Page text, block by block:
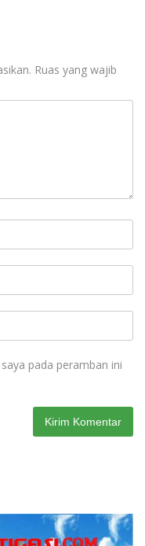
Ruas yang wajib
pada peramban ini